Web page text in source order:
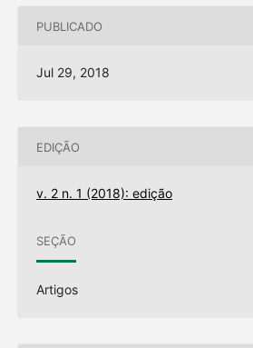
PUBLICADO
Jul 29, 2018
EDIÇÃO
v. 2 n. 1 (2018): edição
SEÇÃO
Artigos